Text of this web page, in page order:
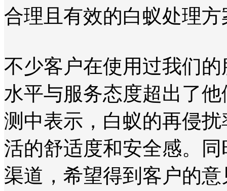
合理且有效的白蚁处理
不少客户在使用过我们
水平与服务态度超出了
测中表示，白蚁的再侵
活的舒适度和安全感。
渠道，希望得到客户的